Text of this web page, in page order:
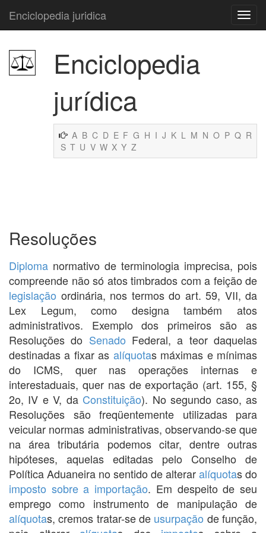
Enciclopedia juridica
Enciclopedia
jurídica
A B C D E F G H I J K L M N O P Q R
S T U V W X Y Z
Resoluções
Diploma normativo de terminologia imprecisa, pois
compreende não só atos timbrados com a feição de
legislação ordinária, nos termos do art. 59, VII, da
Lex Legum, como designa também atos
administrativos. Exemplo dos primeiros são as
Resoluções do Senado Federal, a teor daquelas
destinadas a fixar as alíquotas máximas e mínimas
do ICMS, quer nas operações internas e
interestaduais, quer nas de exportação (art. 155, §
2o, IV e V, da Constituição). No segundo caso, as
Resoluções são freqüentemente utilizadas para
veicular normas administrativas, observando-se que
na área tributária podemos citar, dentre outras
hipóteses, aquelas editadas pelo Conselho de
Política Aduaneira no sentido de alteraralíquotas do
imposto sobre a importação. Em despeito de seu
emprego como instrumento de manipulação de
alíquotas, cremos tratar-se de usurpação de função,